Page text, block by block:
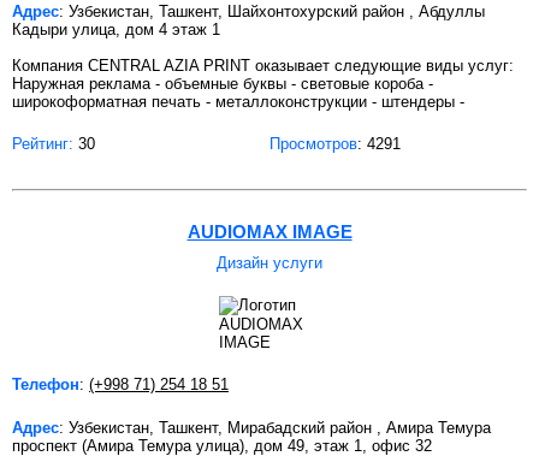
Адрес: Узбекистан, Ташкент, Шайхонтохурский район , Абдуллы
Кадыри улица, дом 4 этаж 1
Компания CENTRAL AZIA PRINT оказывает следующие виды услуг:
Наружная реклама - объемные буквы - световые короба -
широкоформатная печать - металлоконструкции - штендеры -
Рейтинг: 30 Просмотров: 4291
AUDIOMAX IMAGE
Дизайн услуги
Телефон: (+998 71) 254 18 51
Адрес: Узбекистан, Ташкент, Мирабадский район , Амира Темура
проспект (Амира Темура улица), дом 49, этаж 1, офис 32